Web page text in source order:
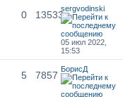
0 13533
sergvodinski
05 июл 2022,
15:53
5 7857
БорисД